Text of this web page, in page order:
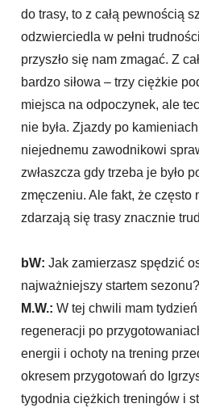
do trasy, to z całą pewnością
odzwierciedla w pełni
przyszło się nam zmagać. Z
bardzo siłowa – trzy ciężkie
miejsca na odpoczynek, ale
nie była. Zjazdy po
niejednemu zawodnikowi
zwłaszcza gdy trzeba je było
zmęczeniu. Ale fakt, że często
zdarzają się trasy znacznie
bW: Jak zamierzasz spędzić
najważniejszy startem sezonu?
M.W.: W tej chwili mam
regeneracji po
energii i ochoty na trening
okresem przygotowań do
tygodnia ciężkich treningów i